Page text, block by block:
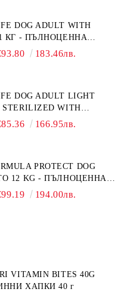
ПРОИЗВЕДЕНА ВЪВ
DOG ADULT WITH
КГ - ПЪЛНОЦЕННА
ПОРАСНАЛИ КУЧЕТА С
БЕЗ ЗЪРНО, БЕЗ
ПРОИЗВЕДЕНА ВЪВ
183.46лв.
DOG ADULT LIGHT
STERILIZED WITH
12 КГ - ПЪЛНОЦЕННА
КУЧЕТА ОТ ВСИЧКИ
НА ВЪЗРАСТ НАД 1
С ПИЛЕ. БЕЗ ЗЪРНО, БЕЗ
166.95лв.
PROTECT DOG
12 KG - ПЪЛНОЦЕННА
ХРАНА ЗА КУЧЕТА
НА КОЗИНА".
КЪМ НЯКОИ
И ХРАНИ
194.00лв.
VITAMIN BITES 40G
ХАПКИ 40 г